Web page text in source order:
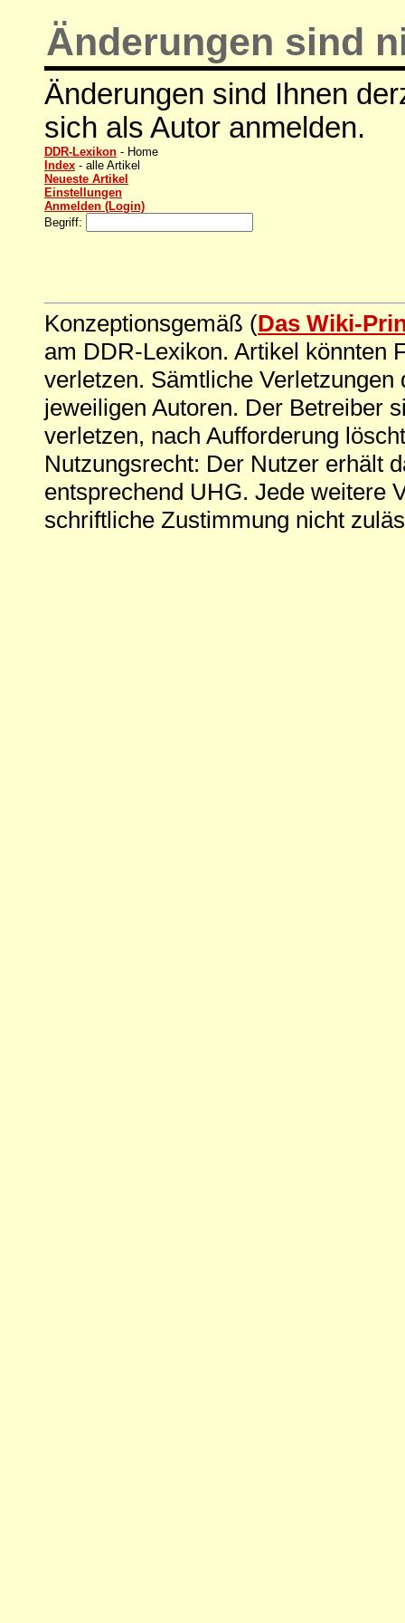
Änderungen sind
Änderungen sind Ihnen
sich als Autor anmelden.
DDR-Lexikon - Home
Index - alle Artikel
Neueste Artikel
Einstellungen
Anmelden (Login)
Begriff:
Konzeptionsgemäß (Das Wiki-
am DDR-Lexikon. Artikel könnten
verletzen. Sämtliche
jeweiligen Autoren. Der Betreiber
verletzen, nach Aufforderung
Nutzungsrecht: Der Nutzer erhält
entsprechend UHG. Jede weitere
schriftliche Zustimmung nicht